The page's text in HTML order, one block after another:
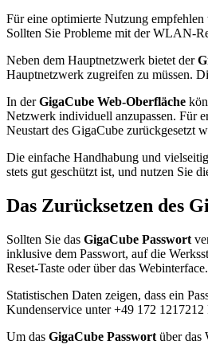
Für eine optimierte Nutzung
Sollten Sie Probleme mit der WLAN-
Neben dem Hauptnetzwerk bietet der
Hauptnetzwerk zugreifen zu müssen.
In derGigaCube Web-Oberfläche
Netzwerk individuell anzupassen. Für
Neustart des GigaCube zurückgesetzt
Die einfache Handhabung und
stets gut geschützt ist, und nutzen Sie
Das Zurücksetzen des
Sollten Sie das GigaCube Passwort
inklusive dem Passwort, auf die
Reset-Taste oder über das Webinterface.
Statistischen Daten zeigen, dass ein
Kundenservice unter +49 172
Um das GigaCube Passwort über das